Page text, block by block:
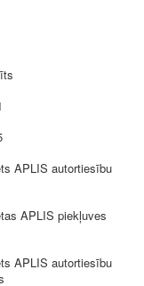
APLIS autortiesību
APLIS piekļuves
APLIS autortiesību